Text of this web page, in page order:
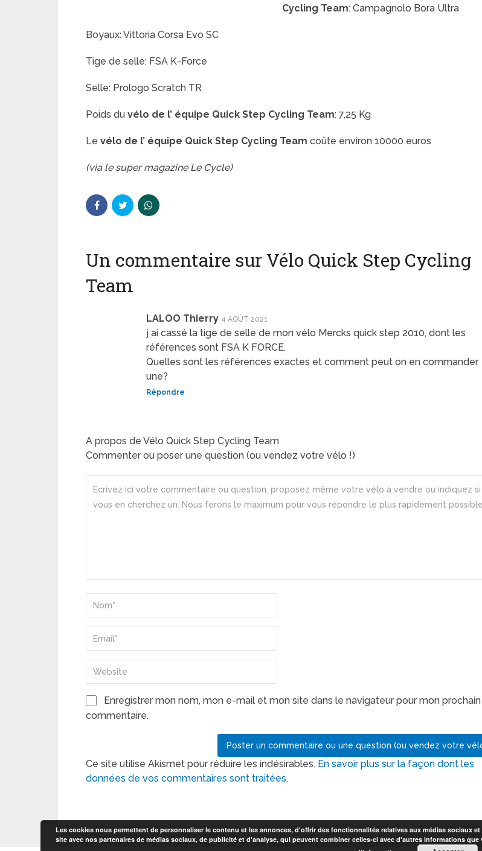
Cycling Team: Campagnolo Bora Ultra
Boyaux: Vittoria Corsa Evo SC
Tige de selle: FSA K-Force
Selle: Prologo Scratch TR
Poids du vélo de l’ équipe Quick Step Cycling Team: 7,25 Kg
Le vélo de l’ équipe Quick Step Cycling Team coûte environ 10000 euros
(via le super magazine Le Cycle)
Un commentaire sur Vélo Quick Step Cycling
Team
LALOO Thierry 4 AOÛT 2021
j ai cassé la tige de selle de mon vélo Mercks quick step 2010, dont les
références sont FSA K FORCE.
Quelles sont les références exactes et comment peut on en commander
une?
Répondre
A propos de Vélo Quick Step Cycling Team
Commenter ou poser une question (ou vendez votre vélo !)
Enregistrer mon nom, mon e-mail et mon site dans le navigateur pour mon prochain
commentaire.
Ce site utilise Akismet pour réduire les indésirables. En savoir plus sur la façon dont les
données de vos commentaires sont traitées.
Les cookies nous permettent de personnaliser le contenu et les annonces, d'offrir des fonctionnalités relatives aux médias
site avec nos partenaires de médias sociaux, de publicité et d'analyse, qui peuvent combiner celles-ci avec d'autres informations